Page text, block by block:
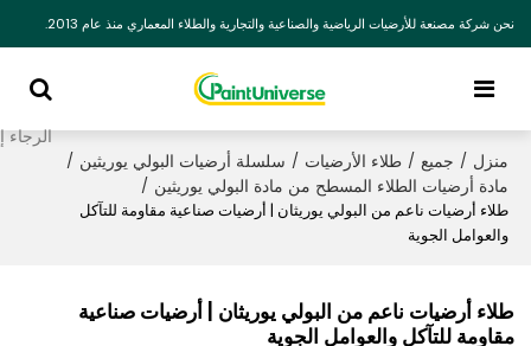
نحن شركة مصنعة للأرضيات الرياضية والصناعية والتجارية والطلاء المعماري منذ عام 2013.
منزل / جميع / طلاء الأرضيات / سلسلة أرضيات البولي يوريثين /
مادة أرضيات الطلاء المسطح من مادة البولي يوريثين /
طلاء أرضيات ناعم من البولي يوريثان | أرضيات صناعية مقاومة للتآكل
والعوامل الجوية
طلاء أرضيات ناعم من البولي يوريثان | أرضيات صناعية
مقاومة للتآكل والعوامل الجوية